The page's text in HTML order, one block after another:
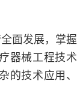
面发展，掌握
器械工程技术
的技术应用、